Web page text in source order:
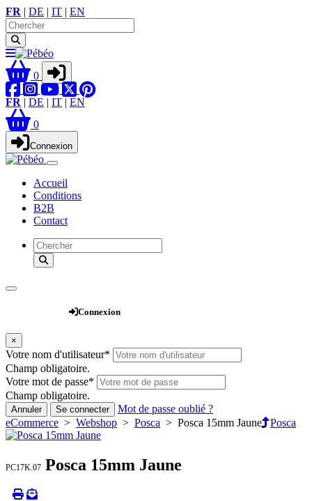
FR | DE | IT | EN
0
FR | DE | IT | EN
0
Connexion
Accueil
Conditions
B2B
Contact
Connexion
×
Votre nom d'utilisateur*
Champ obligatoire.
Votre mot de passe*
Champ obligatoire.
Annuler Se connecter
Mot de passe oublié ?
eCommerce > Webshop > Posca > Posca 15mm Jaune Posca
PC17K.07 Posca 15mm Jaune